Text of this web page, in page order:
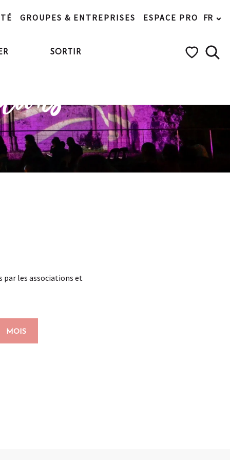
GROUPES & ENTREPRISES ESPACE PRO FR
SORTIR
par les associations et
MOIS
favoris